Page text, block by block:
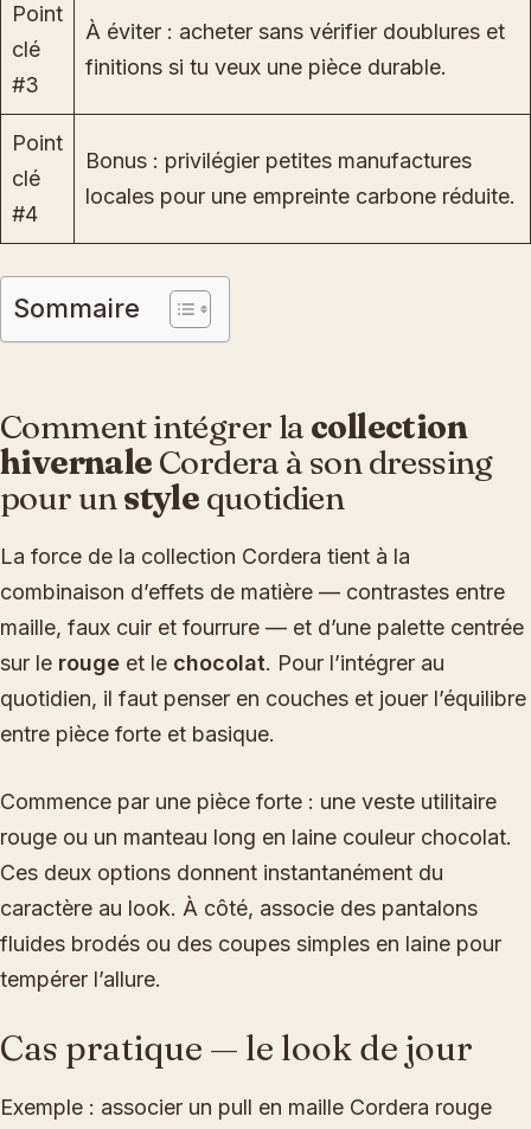
Point
clé
#3
À éviter : acheter sans vérifier doublures et
finitions si tu veux une pièce durable.
Point
clé
#4
Bonus : privilégier petites manufactures
locales pour une empreinte carbone réduite.
Sommaire
Comment intégrer la collection
hivernale Cordera à son dressing
pour unstyle quotidien
La force de la collection Cordera tient à la
combinaison d’effets de matière — contrastes entre
maille, faux cuir et fourrure — et d’une palette centrée
sur le rouge et le chocolat. Pour l’intégrer au
quotidien, il faut penser en couches et jouer l’équilibre
entre pièce forte et basique.
Commence par une pièce forte : une veste utilitaire
rouge ou un manteau long en laine couleur chocolat.
Ces deux options donnent instantanément du
caractère au look. À côté, associe des pantalons
fluides brodés ou des coupes simples en laine pour
tempérer l’allure.
Cas pratique — le look de jour
Exemple : associer un pull en maille Cordera rouge